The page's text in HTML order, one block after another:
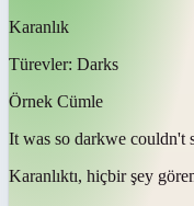
Karanlık
Türevler: Darks
Örnek Cümle
It was so darkwe couldn't
Karanlıktı, hiçbir şey